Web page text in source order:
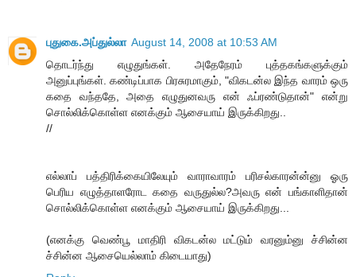
புதுகை.அப்துல்லா August 14, 2008 at 10:53 AM
தொடர்ந்து எழுதுங்கள். அதேநேரம் புத்தகங்களுக்கும்
அனுப்புங்கள். கண்டிப்பாக பிரசுரமாகும், "விகடன்ல இந்த வாரம் ஒரு
கதை வந்ததே, அதை எழுதுனவரு என் ஃப்ரண்டுதான்" என்று
சொல்லிக்கொள்ள எனக்கும் ஆசையாய் இருக்கிறது..
//
எல்லாப் பத்திரிக்கையிலேயும் வாராவாரம் பரிசல்காரன்ன்னு ஓரு
பெரிய எழுத்தாளரோட கதை வருதுல்ல?அவரு என் பங்காளிதான்
சொல்லிக்கொள்ள எனக்கும் ஆசையாய் இருக்கிறது...
(எனக்கு வெண்பூ மாதிரி விகடன்ல மட்டும் வரனும்னு ச்சின்ன
ச்சின்ன ஆசையெல்லாம் கிடையாது)